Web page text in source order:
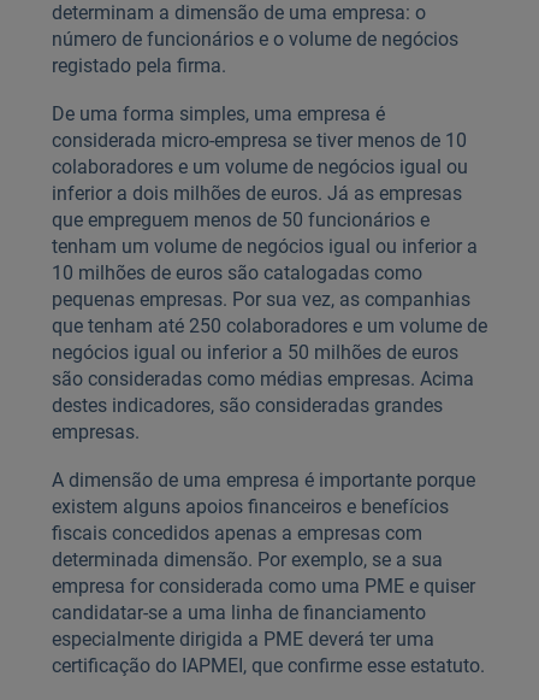
determinam a dimensão de uma empresa: o
número de funcionários e o volume de negócios
registado pela firma.
De uma forma simples, uma empresa é
considerada micro-empresa se tiver menos de 10
colaboradores e um volume de negócios igual ou
inferior a dois milhões de euros. Já as empresas
que empreguem menos de 50 funcionários e
tenham um volume de negócios igual ou inferior a
10 milhões de euros são catalogadas como
pequenas empresas. Por sua vez, as companhias
que tenham até 250 colaboradores e um volume de
negócios igual ou inferior a 50 milhões de euros
são consideradas como médias empresas. Acima
destes indicadores, são consideradas grandes
empresas.
A dimensão de uma empresa é importante porque
existem alguns apoios financeiros e benefícios
fiscais concedidos apenas a empresas com
determinada dimensão. Por exemplo, se a sua
empresa for considerada como uma PME e quiser
candidatar-se a uma linha de financiamento
especialmente dirigida a PME deverá ter uma
certificação do IAPMEI, que confirme esse estatuto.